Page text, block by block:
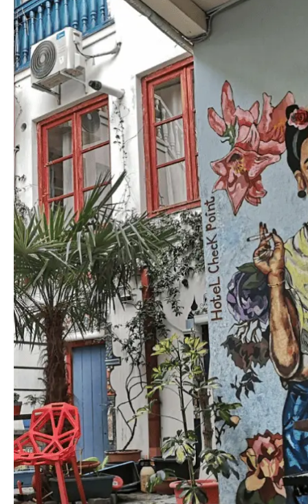
тоже была супер!
ещё